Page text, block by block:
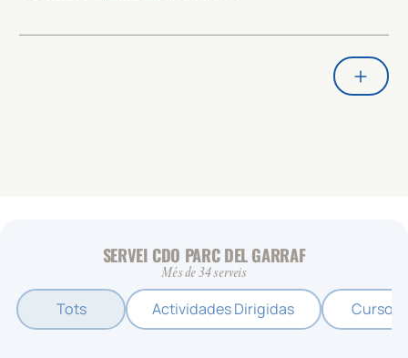
SERVEI CDO PARC DEL GARRAF
Més de 34 serveis
Tots Actividades Dirigidas Cursos